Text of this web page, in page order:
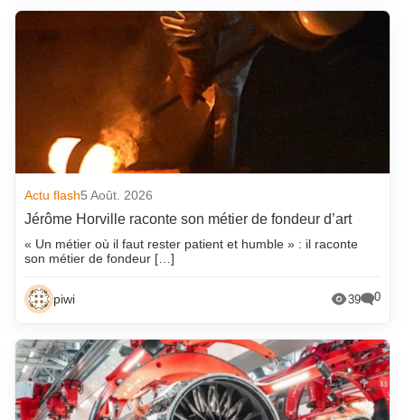
Actu flash5 Août. 2026
Jérôme Horville raconte son métier de fondeur d’art
« Un métier où il faut rester patient et humble » : il raconte
son métier de fondeur […]
piwi 39 0